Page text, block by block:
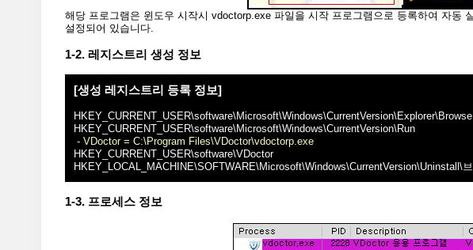
해당 프로그램은 윈도우 시작시 vdoctorp.exe 파일을 시작 프로그램으로 등록하여 자동
설정되어 있습니다.
1-2. 레지스트리 생성 정보
[생성 레지스트리 등록 정보]
HKEY_CURRENT_USER\software\Microsoft\Windows\CurrentVersion\Run
- VDoctor = C:\Program Files\VDoctor\vdoctorp.exe
HKEY_CURRENT_USER\software\VDoctor
HKEY_LOCAL_MACHINE\SOFTWARE\Microsoft\Windows\CurrentVersion\Uninstall\
1-3. 프로세스 정보